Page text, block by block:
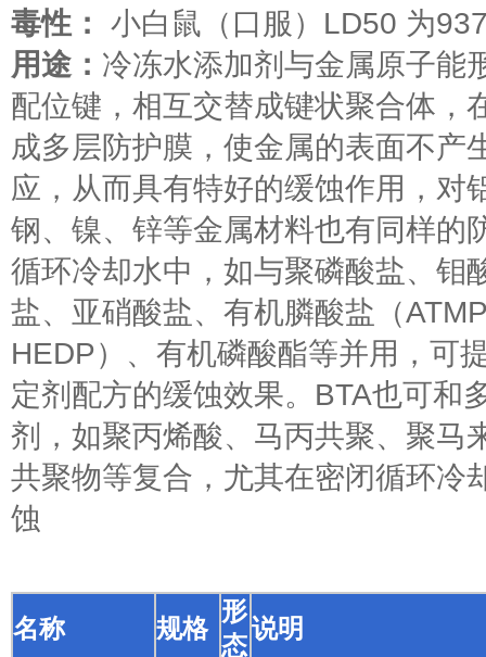
毒性：
小白鼠（口服）LD50 为
用途： 冷冻水添加剂与金属原子能
配位键，相互交替成键状聚合体，
成多层防护膜，使金属的表面不产
应，从而具有特好的缓蚀作用，对
钢、镍、锌等金属材料也有同样的
循环冷却水中，如与聚磷酸盐、钼
盐、亚硝酸盐、有机膦酸盐（
HEDP）、有机磷酸酯等并用，可
定剂配方的缓蚀效果。BTA也可和
剂，如聚丙烯酸、马丙共聚、聚马
共聚物等复合，尤其在密闭循环冷
蚀
名称 规格
形
态
说明